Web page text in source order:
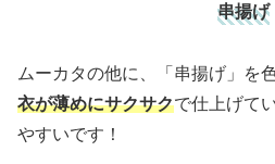
串揚げ
ムーカタの他に、「串揚げ」を
衣が薄めにサクサクで仕上げて
やすいです！